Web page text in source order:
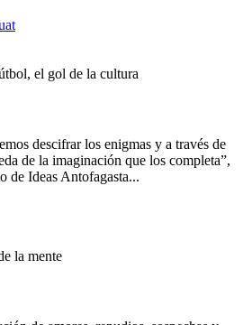
descifrar los enigmas y a través de
de la imaginación que los completa”,
de Ideas Antofagasta...